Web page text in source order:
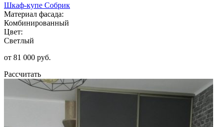
Шкаф-купе Собрик
Материал фасада:
Комбинированный
Цвет:
Светлый
от 81 000 руб.
Рассчитать